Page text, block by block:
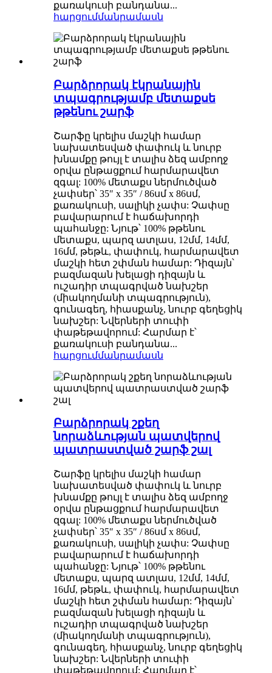
քառակուսի բանդանա...
հարցումմանրամասն
Բարձրորակ էկրանային
տպագրությամբ մետաքսե
թթենու շարֆ
Շարֆը կրելիս մաշկի համար
նախատեսված փափուկ և նուրբ
խնամքը թույլ է տալիս ձեզ ամբողջ
օրվա ընթացքում հարմարավետ
զգալ: 100% մետաքս ներմուծված
չափսեր՝ 35″ x 35″ / 86սմ x 86սմ,
քառակուսի, սալիկի չափս: Չափսը
բավարարում է հաճախորդի
պահանջը: Նյութ՝ 100% թթենու
մետաքս, պարզ ատլաս, 12մմ, 14մմ,
16մմ, թեթև, փափուկ, հարմարավետ
մաշկի հետ շփման համար: Դիզայն՝
բազմազան խելացի դիզայն և
ուշադիր տպագրված նախշեր
(միակողմանի տպագրություն),
գունագեղ, հիասքանչ, նուրբ գեղեցիկ
նախշեր: Նվերների տուփի
փաթեթավորում: Հարմար է՝
քառակուսի բանդանա...
հարցումմանրամասն
Բարձրորակ շքեղ
նորաձևության պատվերով
պատրաստված շարֆ շալ
Շարֆը կրելիս մաշկի համար
նախատեսված փափուկ և նուրբ
խնամքը թույլ է տալիս ձեզ ամբողջ
օրվա ընթացքում հարմարավետ
զգալ: 100% մետաքս ներմուծված
չափսեր՝ 35″ x 35″ / 86սմ x 86սմ,
քառակուսի, սալիկի չափս: Չափսը
բավարարում է հաճախորդի
պահանջը: Նյութ՝ 100% թթենու
մետաքս, պարզ ատլաս, 12մմ, 14մմ,
16մմ, թեթև, փափուկ, հարմարավետ
մաշկի հետ շփման համար: Դիզայն՝
բազմազան խելացի դիզայն և
ուշադիր տպագրված նախշեր
(միակողմանի տպագրություն),
գունագեղ, հիասքանչ, նուրբ գեղեցիկ
նախշեր: Նվերների տուփի
փաթեթավորում: Հարմար է՝